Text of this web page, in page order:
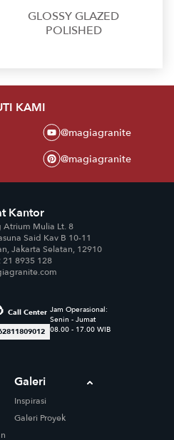
GLOSSY GLAZED
POLISHED
KAMI
@magiagranite
@magiagranite
Kantor
Atrium Mulia Lt. 8
Said Kav B 10-11
Jakarta Selatan, 12910
21 8935 128
Galeri
Inspirasi
Galeri Proyek
Call Center Jam Operasional:
Senin - Jumat
08.00 - 17.00 WIB